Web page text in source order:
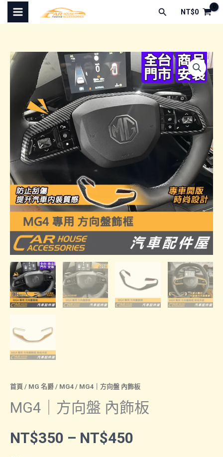
搜
尋
NT$0
首頁 / MG 名爵 / MG4 / MG4｜方向盤 內飾板
MG4｜方向盤 內飾板
NT$350 – NT$450